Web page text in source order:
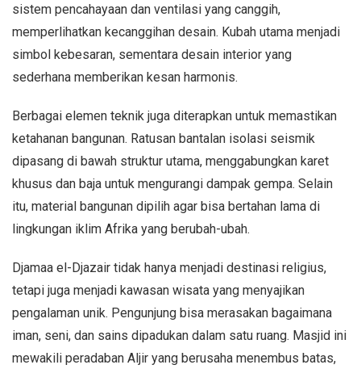
sistem pencahayaan dan ventilasi yang canggih,
memperlihatkan kecanggihan desain. Kubah utama menjadi
simbol kebesaran, sementara desain interior yang
sederhana memberikan kesan harmonis.
Berbagai elemen teknik juga diterapkan untuk memastikan
ketahanan bangunan. Ratusan bantalan isolasi seismik
dipasang di bawah struktur utama, menggabungkan karet
khusus dan baja untuk mengurangi dampak gempa. Selain
itu, material bangunan dipilih agar bisa bertahan lama di
lingkungan iklim Afrika yang berubah-ubah.
Djamaa el-Djazair tidak hanya menjadi destinasi religius,
tetapi juga menjadi kawasan wisata yang menyajikan
pengalaman unik. Pengunjung bisa merasakan bagaimana
iman, seni, dan sains dipadukan dalam satu ruang. Masjid ini
mewakili peradaban Aljir yang berusaha menembus batas,